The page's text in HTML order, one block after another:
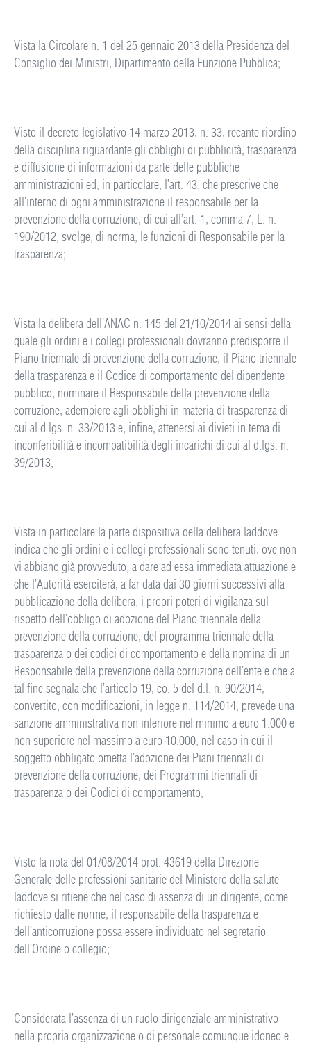
Vista la Circolare n. 1 del 25 gennaio 2013 della Presidenza del
Consiglio dei Ministri, Dipartimento della Funzione Pubblica;
Visto il decreto legislativo 14 marzo 2013, n. 33, recante riordino
della disciplina riguardante gli obblighi di pubblicità, trasparenza
e diffusione di informazioni da parte delle pubbliche
amministrazioni ed, in particolare, l’art. 43, che prescrive che
all’interno di ogni amministrazione il responsabile per la
prevenzione della corruzione, di cui all’art. 1, comma 7, L. n.
190/2012, svolge, di norma, le funzioni di Responsabile per la
trasparenza;
Vista la delibera dell’ANAC n. 145 del 21/10/2014 ai sensi della
quale gli ordini e i collegi professionali dovranno predisporre il
Piano triennale di prevenzione della corruzione, il Piano triennale
della trasparenza e il Codice di comportamento del dipendente
pubblico, nominare il Responsabile della prevenzione della
corruzione, adempiere agli obblighi in materia di trasparenza di
cui al d.lgs. n. 33/2013 e, infine, attenersi ai divieti in tema di
inconferibilità e incompatibilità degli incarichi di cui al d.lgs. n.
39/2013;
Vista in particolare la parte dispositiva della delibera laddove
indica che gli ordini e i collegi professionali sono tenuti, ove non
vi abbiano già provveduto, a dare ad essa immediata attuazione e
che l’Autorità eserciterà, a far data dai 30 giorni successivi alla
pubblicazione della delibera, i propri poteri di vigilanza sul
rispetto dell’obbligo di adozione del Piano triennale della
prevenzione della corruzione, del programma triennale della
trasparenza o dei codici di comportamento e della nomina di un
Responsabile della prevenzione della corruzione dell’ente e che a
tal fine segnala che l’articolo 19, co. 5 del d.l. n. 90/2014,
convertito, con modificazioni, in legge n. 114/2014, prevede una
sanzione amministrativa non inferiore nel minimo a euro 1.000 e
non superiore nel massimo a euro 10.000, nel caso in cui il
soggetto obbligato ometta l’adozione dei Piani triennali di
prevenzione della corruzione, dei Programmi triennali di
trasparenza o dei Codici di comportamento;
Visto la nota del 01/08/2014 prot. 43619 della Direzione
Generale delle professioni sanitarie del Ministero della salute
laddove si ritiene che nel caso di assenza di un dirigente, come
richiesto dalle norme, il responsabile della trasparenza e
dell’anticorruzione possa essere individuato nel segretario
dell’Ordine o collegio;
Considerata l’assenza di un ruolo dirigenziale amministrativo
nella propria organizzazione o di personale comunque idoneo e